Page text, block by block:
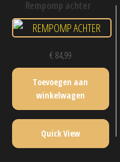
rempomp achter
€84,99
Toevoegen aan
winkelwagen
Quick View